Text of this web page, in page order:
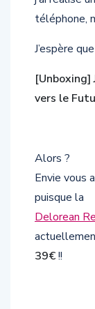
téléphone,
J’espère
[Unboxing]
vers le
Alors ?
Envie vous
puisque la
Delorean
39€!!